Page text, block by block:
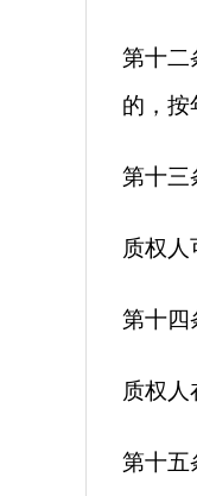
第十二
的，按
第十三
质权人
第十四
质权人
第十五